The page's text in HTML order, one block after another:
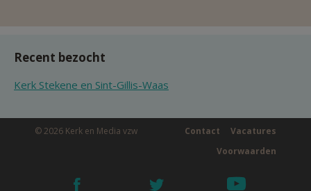
Recent bezocht
Kerk Stekene en Sint-Gillis-Waas
© 2026 Kerk en Media vzw Vacatures
Contact
Voorwaarden